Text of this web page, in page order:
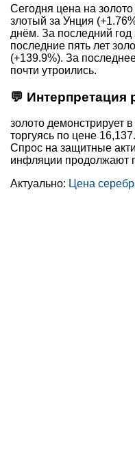
Сегодня цена на
злотый за Унция
днём. За последний
последние пять лет
(+139.9%). За
почти утроились.
💬 Интерпретация
золото демонстрирует
торгуясь по цене
Спрос на защитные
инфляции продолжают
Актуально: Цена